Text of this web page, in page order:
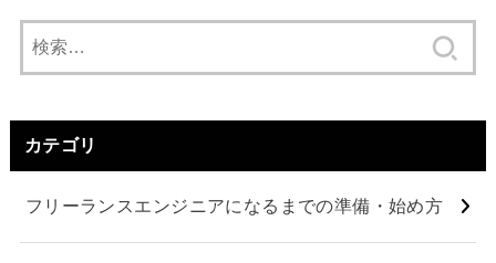
索:
カテゴリ
フリーランスエンジニアになるまでの準備・始め方